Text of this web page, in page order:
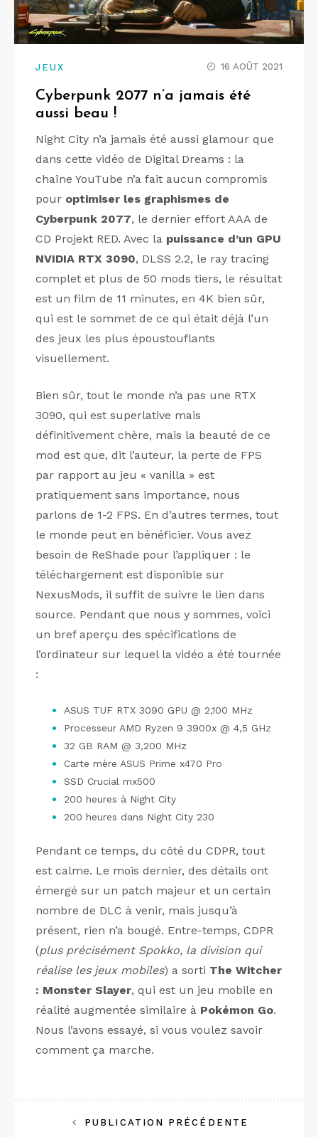
JEUX 16 AOÛT 2021
Cyberpunk 2077 n’a jamais été
aussi beau !
Night City n’a jamais été aussi glamour que
dans cette vidéo de Digital Dreams : la
chaîne YouTube n’a fait aucun compromis
pour optimiser les graphismes de
Cyberpunk 2077, le dernier effort AAA de
CD Projekt RED. Avec la puissance d’un GPU
NVIDIA RTX 3090, DLSS 2.2, le ray tracing
complet et plus de 50 mods tiers, le résultat
est un film de 11 minutes, en 4K bien sûr,
qui est le sommet de ce qui était déjà l’un
des jeux les plus époustouflants
visuellement.
Bien sûr, tout le monde n’a pas une RTX
3090, qui est superlative mais
définitivement chère, mais la beauté de ce
mod est que, dit l’auteur, la perte de FPS
par rapport au jeu « vanilla » est
pratiquement sans importance, nous
parlons de 1-2 FPS. En d’autres termes, tout
le monde peut en bénéficier. Vous avez
besoin de ReShade pour l’appliquer : le
téléchargement est disponible sur
NexusMods, il suffit de suivre le lien dans
source. Pendant que nous y sommes, voici
un bref aperçu des spécifications de
l’ordinateur sur lequel la vidéo a été tournée
:
ASUS TUF RTX 3090 GPU @ 2,100 MHz
Processeur AMD Ryzen 9 3900x @ 4,5 GHz
32 GB RAM @ 3,200 MHz
Carte mère ASUS Prime x470 Pro
SSD Crucial mx500
200 heures à Night City
200 heures dans Night City 230
Pendant ce temps, du côté du CDPR, tout
est calme. Le mois dernier, des détails ont
émergé sur un patch majeur et un certain
nombre de DLC à venir, mais jusqu’à
présent, rien n’a bougé. Entre-temps, CDPR
(plus précisément Spokko, la division qui
réalise les jeux mobiles) a sorti The Witcher
: Monster Slayer, qui est un jeu mobile en
réalité augmentée similaire à Pokémon Go.
Nous l’avons essayé, si vous voulez savoir
comment ça marche.
NavigationPUBLICATION PRÉCÉDENTE